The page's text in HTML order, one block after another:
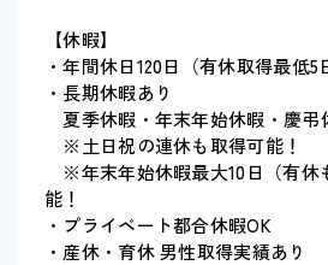
【休暇】
・年間休日120日（有休取得最低5
・長期休暇あり
夏季休暇・年末年始休暇・慶弔
※土日祝の連休も取得可能！
※年末年始休暇最大10日（有休
能！
・プライベート都合休暇OK
・産休・育休 男性取得実績あり